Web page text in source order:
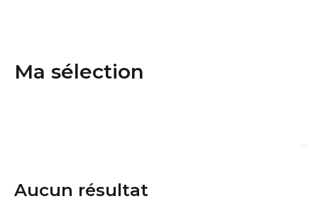
Ma sélection
Aucun résultat